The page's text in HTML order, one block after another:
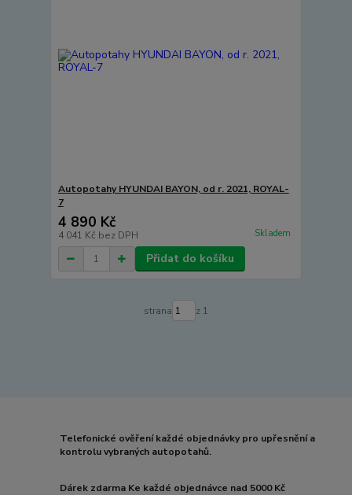
Autopotahy HYUNDAI BAYON, od r. 2021, ROYAL-
7
4 890 Kč
4 041 Kč bez DPH Skladem
Přidat do košíku
strana z 1
Telefonické ověření každé objednávky pro upřesnění a
kontrolu vybraných autopotahů.
Dárek zdarma Ke každé objednávce nad 5000 Kč